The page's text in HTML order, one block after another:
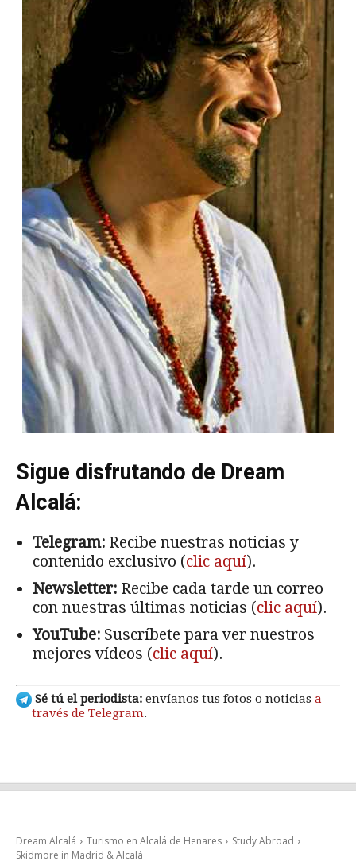
Sigue disfrutando de Dream
Alcalá:
Telegram: Recibe nuestras noticias y
contenido exclusivo (clic aquí).
Newsletter: Recibe cada tarde un correo
con nuestras últimas noticias (clic aquí).
YouTube: Suscríbete para ver nuestros
mejores vídeos (clic aquí).
Sé tú el periodista: envíanos tus fotos o noticias a
través de Telegram.